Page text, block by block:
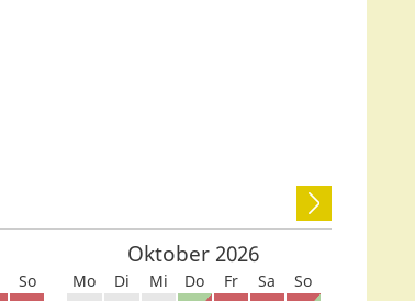
So
Oktober 2026
Mo Di Mi Do Fr Sa
So